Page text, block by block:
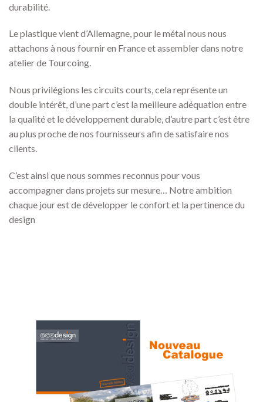
durabilité.
Le plastique vient d’Allemagne, pour le métal nous nous
attachons à nous fournir en France et assembler dans notre
atelier de Tourcoing.
Nous privilégions les circuits courts, cela représente un
double intérêt, d’une part c’est la meilleure adéquation entre
la qualité et le développement durable, d’autre part c’est être
au plus proche de nos fournisseurs afin de satisfaire nos
clients.
C’est ainsi que nous sommes reconnus pour vous
accompagner dans projets sur mesure… Notre ambition
chaque jour est de développer le confort et la pertinence du
design